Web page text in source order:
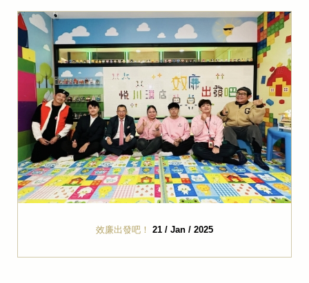
效廉出發吧！ 21 / Jan / 2025